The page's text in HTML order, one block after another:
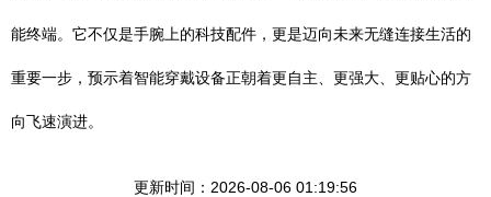
能终端。它不仅是手腕上的科技配件，更是迈向未来无缝连接生活的
重要一步，预示着智能穿戴设备正朝着更自主、更强大、更贴心的方
向飞速演进。
更新时间：2026-08-06 01:19:56